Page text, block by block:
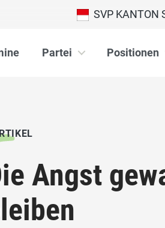
SVP KANTON
Partei Positionen
Angst